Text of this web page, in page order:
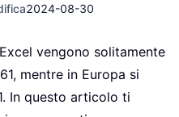
2024-08-30
vengono solitamente
mentre in Europa si
In questo articolo ti